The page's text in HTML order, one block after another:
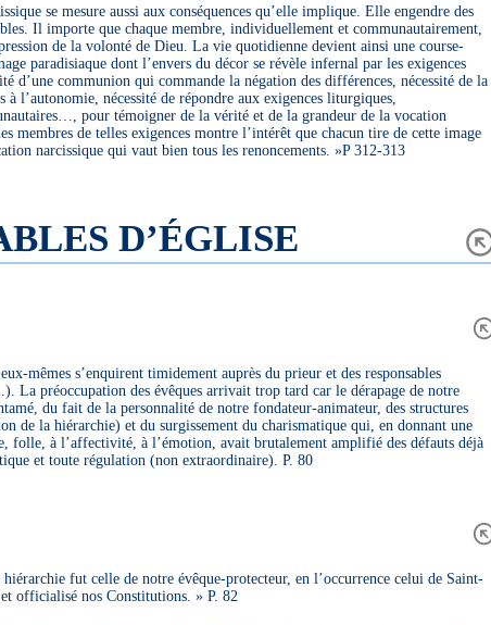
se mesure aussi aux conséquences qu’elle implique. Elle engendre des
Il importe que chaque membre, individuellement et communautairement,
de la volonté de Dieu. La vie quotidienne devient ainsi une course-
paradisiaque dont l’envers du décor se révèle infernal par les exigences
d’une communion qui commande la négation des différences, nécessité de la
à l’autonomie, nécessité de répondre aux exigences liturgiques,
pour témoigner de la vérité et de la grandeur de la vocation
membres de telles exigences montre l’intérêt que chacun tire de cette image
narcissique qui vaut bien tous les renoncements. »P 312-313
D’ÉGLISE
mêmes s’enquirent timidement auprès du prieur et des responsables
La préoccupation des évêques arrivait trop tard car le dérapage de notre
du fait de la personnalité de notre fondateur-animateur, des structures
de la hiérarchie) et du surgissement du charismatique qui, en donnant une
folle, à l’affectivité, à l’émotion, avait brutalement amplifié des défauts déjà
et toute régulation (non extraordinaire). P. 80
fut celle de notre évêque-protecteur, en l’occurrence celui de Saint-
officialisé nos Constitutions. » P. 82